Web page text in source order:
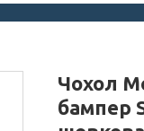
Чохол
бампер